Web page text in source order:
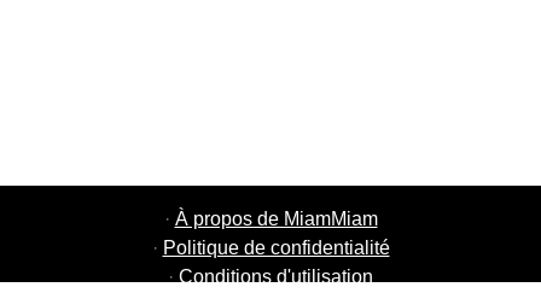
· À propos de MiamMiam
· Politique de confidentialité
· Conditions d'utilisation